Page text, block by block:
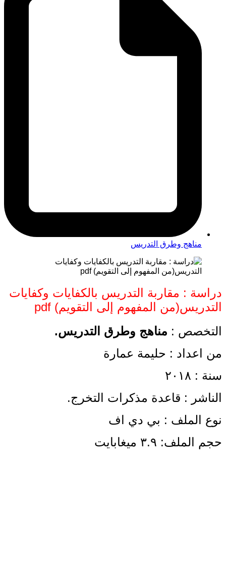
مناهج وطرق التدريس
دراسة : مقاربة التدريس بالكفايات وكفايات
التدريس(من المفهوم إلى التقويم) pdf
التخصص : مناهج وطرق التدريس.
من اعداد : حليمة عمارة
سنة : ٢٠١٨
الناشر : قاعدة مذكرات التخرج.
نوع الملف : بي دي اف
حجم الملف: ٣.٩ ميغابايت